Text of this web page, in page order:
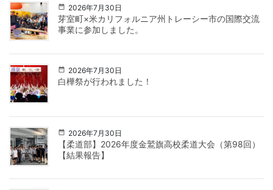
2026年7月30日
芽室町×米カリフォルニア州トレーシー市の国際交流
事業に参加しました。
2026年7月30日
白樺祭が行われました！
2026年7月30日
【柔道部】2026年度金鷲旗高校柔道大会（第98回）
【結果報告】